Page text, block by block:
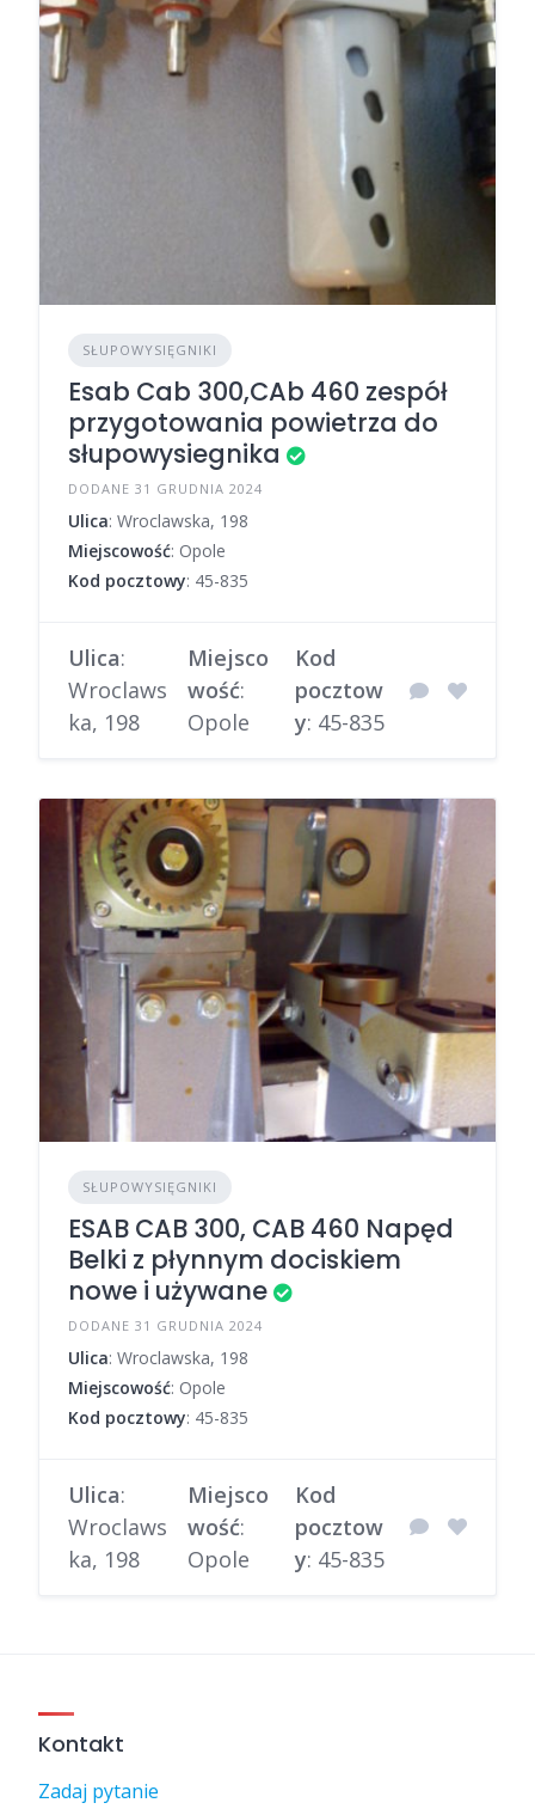
SŁUPOWYSIĘGNIKI
Esab Cab 300,CAb 460 zespół
przygotowania powietrza do
słupowysiegnika
DODANE 31 GRUDNIA 2024
Ulica: Wroclawska, 198
Miejscowość: Opole
Kod pocztowy: 45-835
Ulica:
Wroclaws
ka, 198
Miejsco
wość:
Opole
Kod
pocztow
y: 45-835
SŁUPOWYSIĘGNIKI
ESAB CAB 300, CAB 460 Napęd
Belki z płynnym dociskiem
nowe i używane
DODANE 31 GRUDNIA 2024
Ulica: Wroclawska, 198
Miejscowość: Opole
Kod pocztowy: 45-835
Ulica:
Wroclaws
ka, 198
Miejsco
wość:
Opole
Kod
pocztow
y: 45-835
Kontakt
Zadaj pytanie